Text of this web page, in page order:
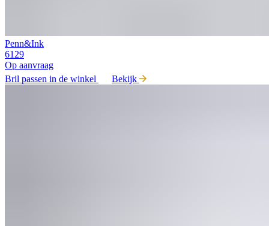
Penn&Ink
6129
Op aanvraag
Bril passen in de winkel
Bekijk